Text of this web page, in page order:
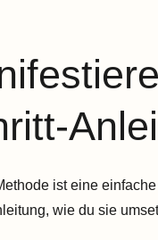
ist eine
wie du sie